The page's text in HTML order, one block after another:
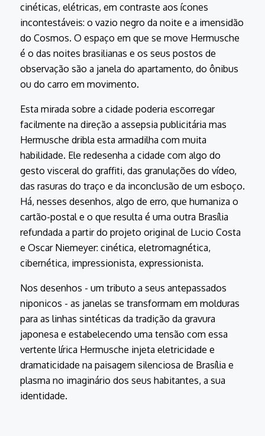
cinéticas, elétricas, em contraste aos ícones
incontestáveis: o vazio negro da noite e a imensidão
do Cosmos. O espaço em que se move Hermusche
é o das noites brasilianas e os seus postos de
observação são a janela do apartamento, do ônibus
ou do carro em movimento.
Esta mirada sobre a cidade poderia escorregar
facilmente na direção a assepsia publicitária mas
Hermusche dribla esta armadilha com muita
habilidade. Ele redesenha a cidade com algo do
gesto visceral do graffiti, das granulações do vídeo,
das rasuras do traço e da inconclusão de um esboço.
Há, nesses desenhos, algo de erro, que humaniza o
cartão-postal e o que resulta é uma outra Brasília
refundada a partir do projeto original de Lucio Costa
e Oscar Niemeyer: cinética, eletromagnética,
cibernética, impressionista, expressionista.
Nos desenhos - um tributo a seus antepassados
niponicos - as janelas se transformam em molduras
para as linhas sintéticas da tradição da gravura
japonesa e estabelecendo uma tensão com essa
vertente lírica Hermusche injeta eletricidade e
dramaticidade na paisagem silenciosa de Brasília e
plasma no imaginário dos seus habitantes, a sua
identidade.